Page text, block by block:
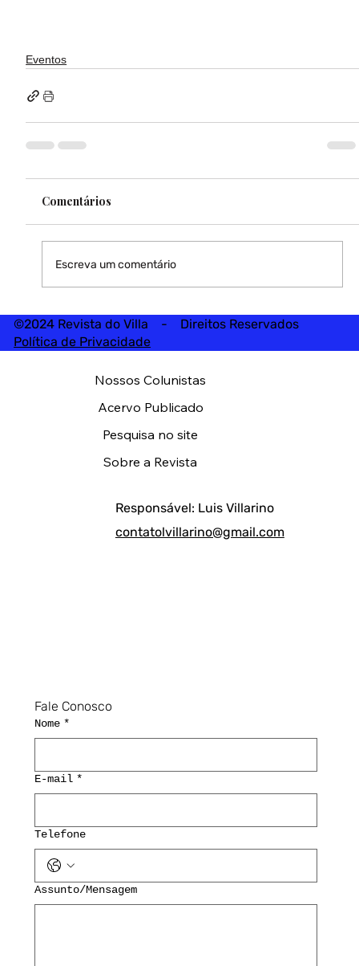
Eventos
Comentários
Escreva um comentário
©2024 Revista do Villa - Direitos Reservados
Política de Privacidade
Fale Conosco
Nome *
E-mail *
Telefone
Assunto/Mensagem
Responsável: Luis Villarino
contatolvillarino@gmail.com
Nossos Colunistas
Acervo Publicado
Pesquisa no site
Sobre a Revista